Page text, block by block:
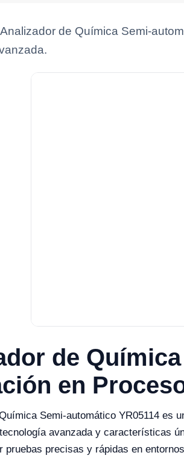
de Química Semi-
de
en
Semi-automático YR05114 es
avanzada y características
pruebas precisas y rápidas en